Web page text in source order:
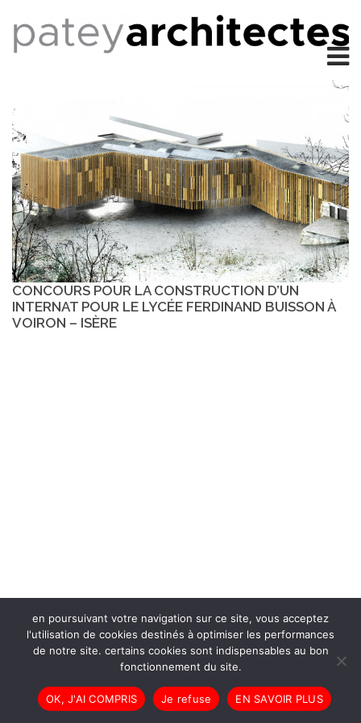
CONCOURS POUR LA CONSTRUCTION D’UN
INTERNAT POUR LE LYCÉE FERDINAND BUISSON À
VOIRON – ISÈRE
en poursuivant votre navigation sur ce site, vous acceptez
l'utilisation de cookies destinés à optimiser les performances
de notre site. certains cookies sont indispensables au bon
fonctionnement du site.
OK, J'AI COMPRIS Je refuse EN SAVOIR PLUS